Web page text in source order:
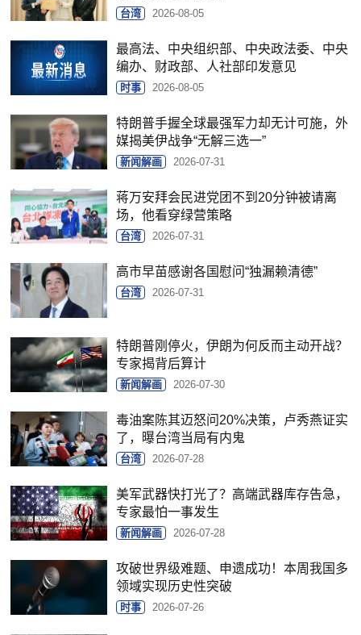
台湾 2026-08-05
最高法、中央组织部、中央政法委、中央
编办、财政部、人社部印发意见
时事 2026-08-05
特朗普手握全球最强军力却无计可施，外
媒揭美伊战争“无解三选一”
新闻解画 2026-07-31
蒋万安拜会民进党团不到20分钟被请离
场，他看穿绿营策略
台湾 2026-07-31
高市早苗感谢各国慰问“独漏赖清德”
台湾 2026-07-31
特朗普刚停火，伊朗为何反而主动开战？
专家揭背后算计
新闻解画 2026-07-30
毒油案陈其迈怒问20%决策，卢秀燕证实
了，曝台湾当局有内鬼
台湾 2026-07-28
美军武器快打光了？高端武器库存告急，
专家最怕一事发生
新闻解画 2026-07-28
攻破世界级难题、申遗成功！本周我国多
领域实现历史性突破
时事 2026-07-26